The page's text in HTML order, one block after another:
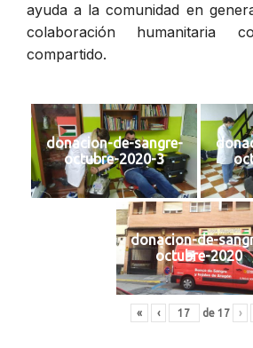
ayuda a la comunidad en
colaboración humanitaria
compartido.
donacion-de-sangre-
octubre-2020-3
donacion-de-
octubre-2020
« ‹ de 17 ›